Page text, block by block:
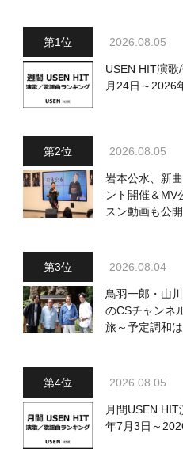
2026.08.05
USEN HIT演
月24日～2026
2026.08.05
岩本公水、新
ント開催＆
スン動画も公開
2026.08.04
鳥羽一郎・山
のCSチャンネ
旅～予定調和
2026.08.05
月間USEN
年7月3日～